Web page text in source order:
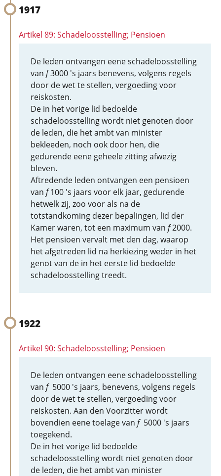
1917
Artikel 89: Schadeloosstelling; Pensioen
De leden ontvangen eene schadeloosstelling
van f3000 's jaars benevens, volgens regels
door de wet te stellen, vergoeding voor
reiskosten.
De in het vorige lid bedoelde
schadeloosstelling wordt niet genoten door
de leden, die het ambt van minister
bekleeden, noch ook door hen, die
gedurende eene geheele zitting afwezig
bleven.
Aftredende leden ontvangen een pensioen
van f100 's jaars voor elk jaar, gedurende
hetwelk zij, zoo voor als na de
totstandkoming dezer bepalingen, lid der
Kamer waren, tot een maximum van f2000.
Het pensioen vervalt met den dag, waarop
het afgetreden lid na herkiezing weder in het
genot van de in het eerste lid bedoelde
schadeloosstelling treedt.
1922
Artikel 90: Schadeloosstelling; Pensioen
De leden ontvangen eene schadeloosstelling
van f5000 's jaars, benevens, volgens regels
door de wet te stellen, vergoeding voor
reiskosten. Aan den Voorzitter wordt
bovendien eene toelage van f5000 's jaars
toegekend.
De in het vorige lid bedoelde
schadeloosstelling wordt niet genoten door
de leden, die het ambt van minister